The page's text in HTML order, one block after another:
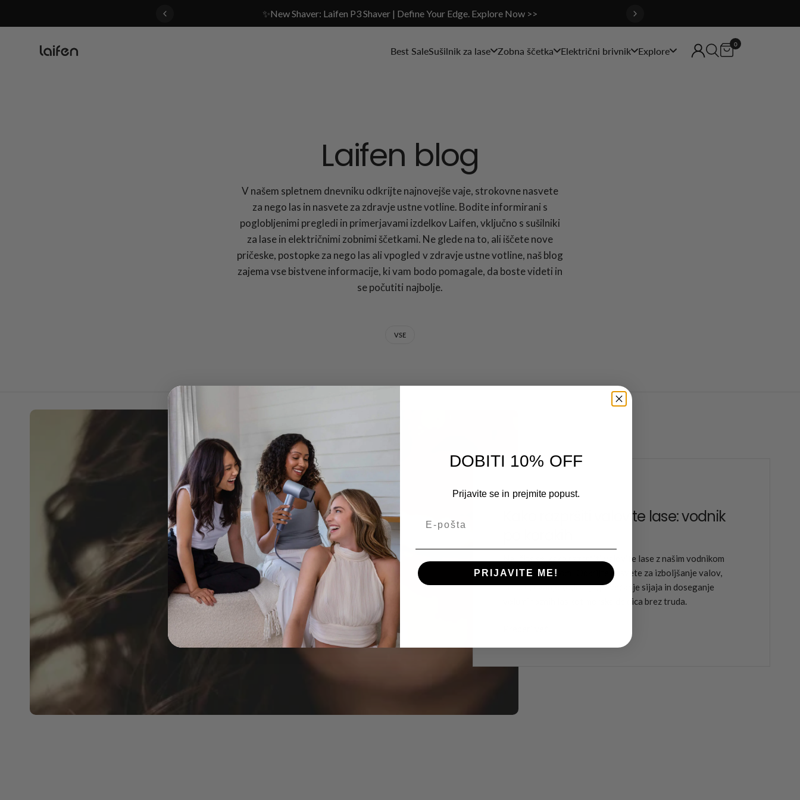
✨New Shaver: Laifen P3 Shaver | Define Your Edge. Explore Now >>
Best SaleSušilnik za lase Zobna ščetka Električni brivnik Explore
0
Laifen blog
V našem spletnem dnevniku odkrijte najnovejše vaje, strokovne nasvete
za nego las in nasvete za zdravje ustne votline. Bodite informirani s
poglobljenimi pregledi in primerjavami izdelkov Laifen, vključno s sušilniki
za lase in električnimi zobnimi ščetkami. Ne glede na to, ali iščete nove
pričeske, postopke za nego las ali vpogled v zdravje ustne votline, naš blog
zajema vse bistvene informacije, ki vam bodo pomagale, da boste videti in
se počutiti najbolje.
VSE
DECEMBER 19 2025
Kako razpršiti valovite lase: vodnik
Naučite se, kako razpršiti valovite lase z našim vodnikom
korak za korakom! Odkrijte nasvete za izboljšanje valov,
preprečevanje kodranja, povečanje sijaja in doseganje
voluminoznih las kot morska deklica brez truda.
DOBITI 10% OFF
Prijavite se in prejmite popust.
PRIJAVITE ME!